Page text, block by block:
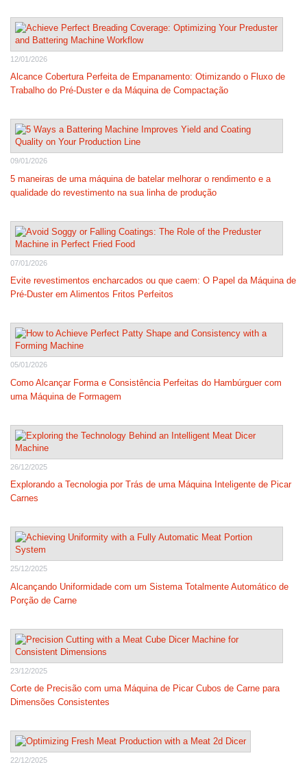
12/01/2026
Alcance Cobertura Perfeita de Empanamento: Otimizando o Fluxo de
Trabalho do Pré-Duster e da Máquina de Compactação
09/01/2026
5 maneiras de uma máquina de batelar melhorar o rendimento e a
qualidade do revestimento na sua linha de produção
07/01/2026
Evite revestimentos encharcados ou que caem: O Papel da Máquina de
Pré-Duster em Alimentos Fritos Perfeitos
05/01/2026
Como Alcançar Forma e Consistência Perfeitas do Hambúrguer com
uma Máquina de Formagem
26/12/2025
Explorando a Tecnologia por Trás de uma Máquina Inteligente de Picar
Carnes
25/12/2025
Alcançando Uniformidade com um Sistema Totalmente Automático de
Porção de Carne
23/12/2025
Corte de Precisão com uma Máquina de Picar Cubos de Carne para
Dimensões Consistentes
22/12/2025